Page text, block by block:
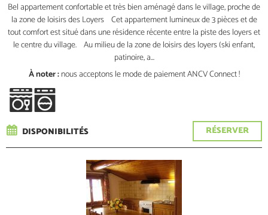
Bel appartement confortable et très bien aménagé dans le village, proche de
la zone de loisirs des Loyers Cet appartement lumineux de 3 pièces et de
tout comfort est situé dans une résidence récente entre la piste des loyers et
le centre du village. Au milieu de la zone de loisirs des loyers (ski enfant,
patinoire, a...
À noter :nous acceptons le mode de paiement ANCV Connect !
RÉSERVER
DISPONIBILITÉS